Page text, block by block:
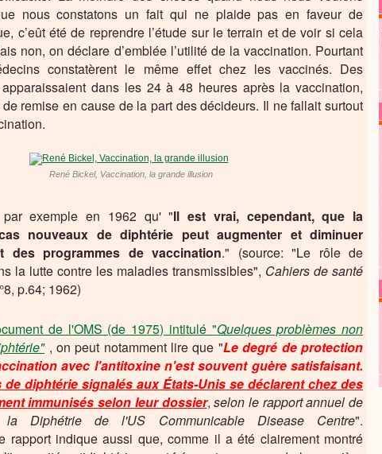
nous constatons un fait qui ne plaide pas en faveur de
c’eût été de reprendre l’étude sur le terrain et de voir si cela
non, on déclare d’emblée l’utilité de la vaccination. Pourtant
constatèrent le même effet chez les vaccinés. Des
dans les 24 à 48 heures après la vaccination,
remise en cause de la part des décideurs. Il ne fallait surtout
René Bickel, Vaccination, la grande illusion
par exemple en 1962 qu' "Il est vrai, cependant, que la
nouveaux de diphtérie peut augmenter et diminuer
des programmes de vaccination." (source: "Le rôle de
la lutte contre les maladies transmissibles", Cahiers de santé
p.64; 1962)
de l'OMS (de 1975) intitulé "Quelques problèmes non
, on peut notamment lire que "Le degré de protection
avec l'antitoxine n'est souvent guère satisfaisant.
de diphtérie signalés aux États-Unis se déclarent chez des
immunisés selon leur dossier,selon le rapport annuel de
la Diphétrie de l'US Communicable Disease Centre".
rapport indique aussi que, comme il a été clairement montré